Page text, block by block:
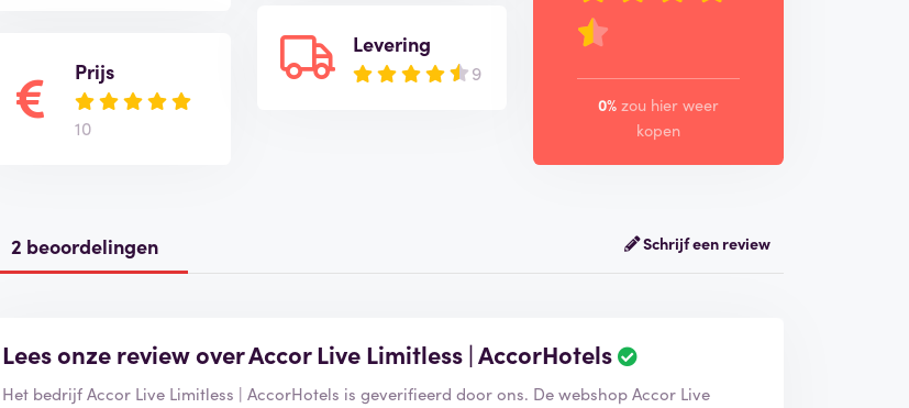
Prijs
10
Levering
9
0% zou hier weer
kopen
2 beoordelingen Schrijf een review
Lees onze review over Accor Live Limitless | AccorHotels
Het bedrijf Accor Live Limitless | AccorHotels is geverifieerd door ons. De webshop Accor Live